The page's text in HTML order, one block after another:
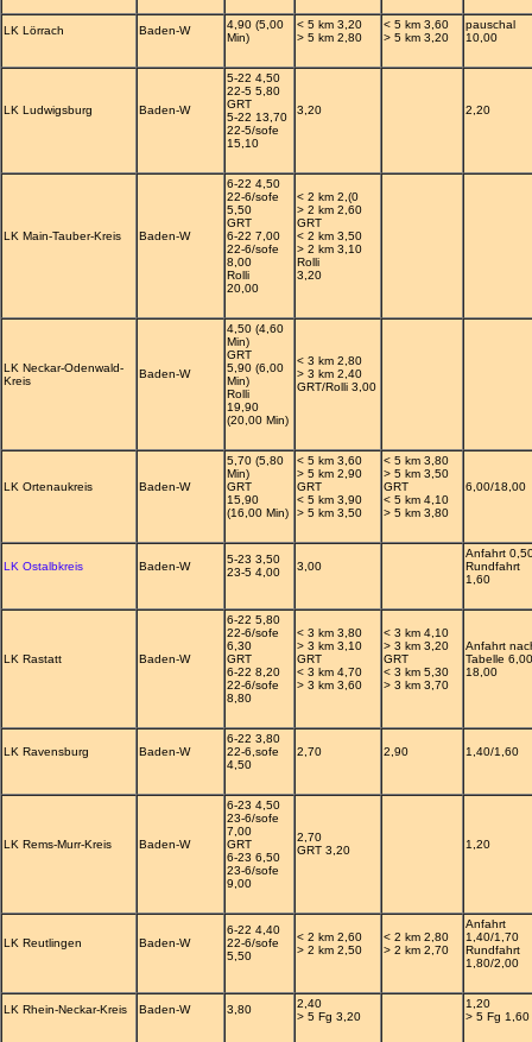
LK Lörrach Baden-W
4,90 (5,00
Min)
< 5 km 3,20
> 5 km 2,80
< 5 km 3,60
> 5 km 3,20
pauschal
10,00
LK Ludwigsburg Baden-W
5-22 4,50
22-5 5,80
GRT
5-22 13,70
22-5/sofe
15,10
3,20 2,20
LK Main-Tauber-Kreis Baden-W
6-22 4,50
22-6/sofe
5,50
GRT
6-22 7,00
22-6/sofe
8,00
Rolli
20,00
< 2 km 2,(0
> 2 km 2,60
GRT
< 2 km 3,50
> 2 km 3,10
Rolli
3,20
LK Neckar-Odenwald-
Kreis
Baden-W
4,50 (4,60
Min)
GRT
5,90 (6,00
Min)
Rolli
19,90
(20,00 Min)
< 3 km 2,80
> 3 km 2,40
GRT/Rolli 3,00
LK Ortenaukreis Baden-W
5,70 (5,80
Min)
GRT
15,90
(16,00 Min)
< 5 km 3,60
> 5 km 2,90
GRT
< 5 km 3,90
> 5 km 3,50
< 5 km 3,80
> 5 km 3,50
GRT
< 5 km 4,10
> 5 km 3,80
6,00/18,00
LK Ostalbkreis Baden-W
5-23 3,50
23-5 4,00
3,00
Anfahrt
Rundfahrt
1,60
LK Rastatt Baden-W
6-22 5,80
22-6/sofe
6,30
GRT
6-22 8,20
22-6/sofe
8,80
< 3 km 3,80
> 3 km 3,10
GRT
< 3 km 4,70
> 3 km 3,60
< 3 km 4,10
> 3 km 3,20
GRT
< 3 km 5,30
> 3 km 3,70
Anfahrt
Tabelle
18,00
LK Ravensburg Baden-W
6-22 3,80
22-6,sofe
4,50
2,70 2,90 1,40/1,60
LK Rems-Murr-Kreis Baden-W
6-23 4,50
23-6/sofe
7,00
GRT
6-23 6,50
23-6/sofe
9,00
2,70
GRT 3,20
1,20
LK Reutlingen Baden-W
6-22 4,40
22-6/sofe
5,50
< 2 km 2,60
> 2 km 2,50
< 2 km 2,80
> 2 km 2,70
Anfahrt
1,40/1,70
Rundfahrt
1,80/2,00
LK Rhein-Neckar-Kreis Baden-W 3,80
2,40
> 5 Fg 3,20
1,20
> 5 Fg 1,60